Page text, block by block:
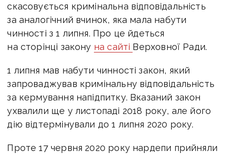
скасовується кримінальна відповідальність
за аналогічний вчинок, яка мала набути
чинності з 1 липня. Про це йдеться
на сторінці закону на сайті Верховної Ради.
1 липня мав набути чинності закон, який
запроваджував кримінальну відповідальність
за кермування напідпитку. Вказаний закон
ухвалили ще у листопаді 2018 року, але його
дію відтермінували до 1 липня 2020 року.
Проте 17 червня 2020 року нардепи прийняли